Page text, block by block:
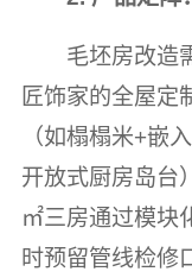
毛坯房改造
匠饰家的全屋定
（如榻榻米+嵌
开放式厨房岛台
㎡三房通过模块
时预留管线检修